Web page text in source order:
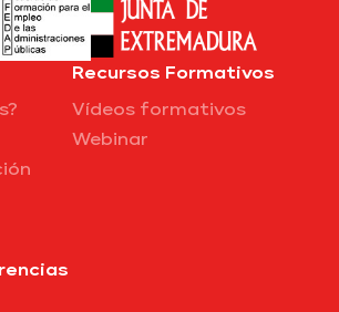
Recursos Formativos
Vídeos formativos
Webinar